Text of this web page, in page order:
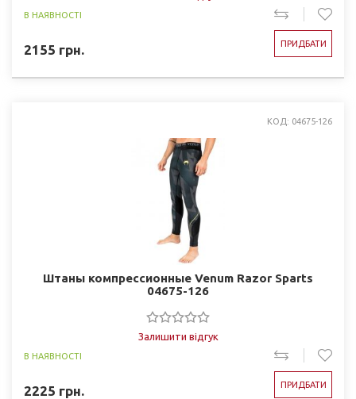
В НАЯВНОСТІ
2155 грн. ПРИДБАТИ
КОД: 04675-126
Штаны компрессионные Venum Razor Sparts
04675-126
Залишити відгук
В НАЯВНОСТІ
2225 грн. ПРИДБАТИ